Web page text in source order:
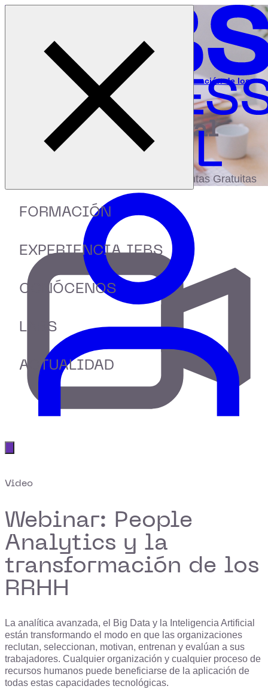
FORMACIÓN
EXPERIENCIA IEBS
CONÓCENOS
LABS
ACTUALIDAD
Inicio
Recursos
Webinar: People Analytics y la transformación de los
bibliotecadigital
Accede a más de 150 Recursos, Guías,
eBooks,Plantillas, Estudios y Herramientas Gratuitas
Video
Webinar: People
Analytics y la
transformación de los
RRHH
La analítica avanzada, el Big Data y la Inteligencia Artificial
están transformando el modo en que las organizaciones
reclutan, seleccionan, motivan, entrenan y evalúan a sus
trabajadores. Cualquier organización y cualquier proceso de
recursos humanos puede beneficiarse de la aplicación de
todas estas capacidades tecnológicas.